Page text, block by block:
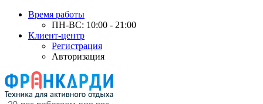
Время работы
ПН-ВС: 10:00 - 21:00
Клиент-центр
Регистрация
Авторизация